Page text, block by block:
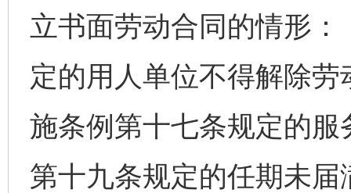
立书面劳动合同的情形
定的用人单位不得解除
施条例第十七条规定的
第十九条规定的任期未届